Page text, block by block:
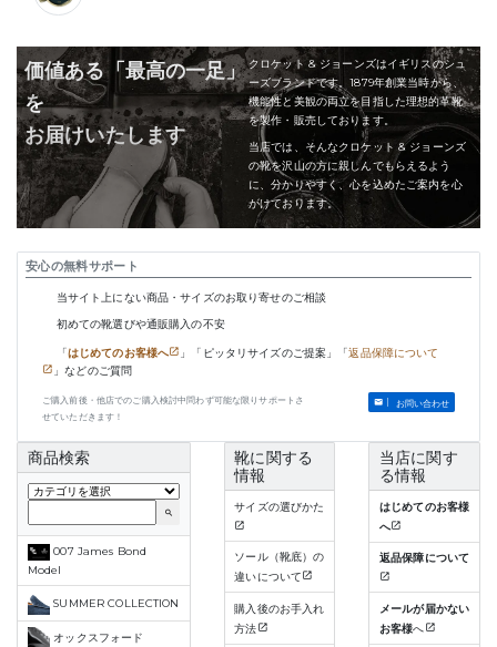
価値ある「最高の一足」
を
お届けいたします
クロケット & ジョーンズはイギリスのシュ
ーズブランドです。1879年創業当時から、
機能性と美観の両立を目指した理想的革靴
を製作・販売しております。
当店では、そんなクロケット & ジョーンズ
の靴を沢山の方に親しんでもらえるよう
に、分かりやすく、心を込めたご案内を心
がけております。
安心の無料サポート
当サイト上にない商品・サイズのお取り寄せのご相談
初めての靴選びや通販購入の不安
「はじめてのお客様へ 」「ピッタリサイズのご提案」「返品保障について
」などのご質問
ご購入前後・他店でのご購入検討中問わず可能な限りサポートさ
せていただきます！
お問い合わせ
商品検索
search
007 James Bond
Model
SUMMER COLLECTION
オックスフォード
靴に関する
情報
サイズの選びかた
ソール（靴底）の
違いについて
購入後のお手入れ
方法
当店に関す
る情報
はじめてのお客様
へ
返品保障について
メールが届かない
お客様へ